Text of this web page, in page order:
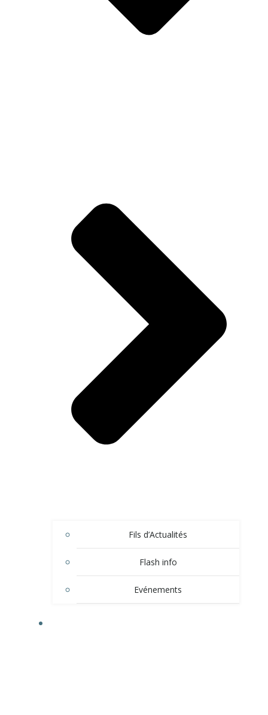
Fils d’Actualités
Flash info
Evénements